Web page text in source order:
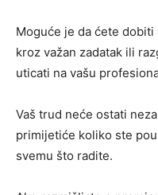
Moguće je da ćete
kroz važan zadatak ili
uticati na vašu
Vaš trud neće ostati
primijetiće koliko ste
svemu što radite.